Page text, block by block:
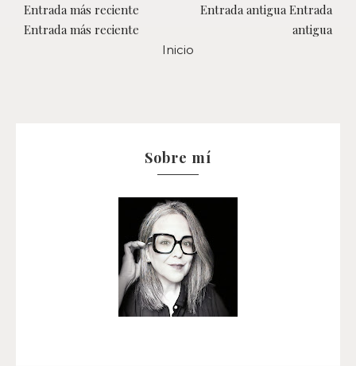
Entrada más reciente
Entrada más reciente
Entrada antigua Entrada
antigua
Inicio
Sobre mí